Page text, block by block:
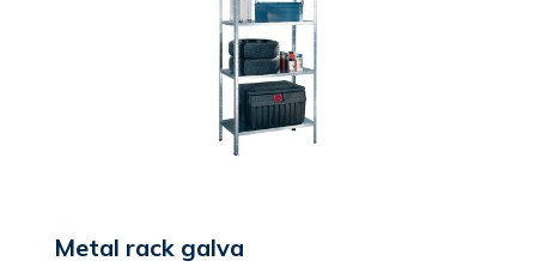
Metal rack galva